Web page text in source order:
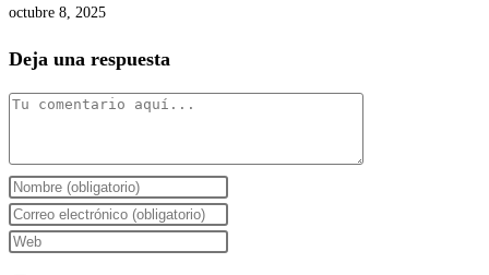
octubre 8, 2025
Deja una respuesta
Comentario
Introduce
tu
nombre
Introduce
tu
Introduce